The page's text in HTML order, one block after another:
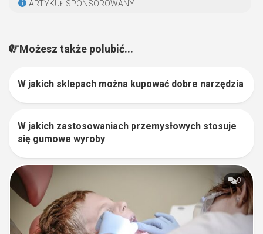
ARTYKUŁ SPONSOROWANY
Możesz także polubić...
1
W jakich sklepach można kupować dobre narzędzia
W jakich zastosowaniach przemysłowych stosuje
się gumowe wyroby
0